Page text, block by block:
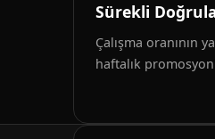
Sürekli
Çalışma oranının
haftalık